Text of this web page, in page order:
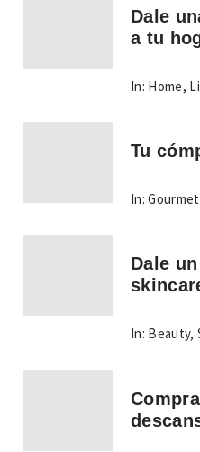
Dale
a tu
In: Home,
Tu
In: Gourmet
Dale
In: Beauty,